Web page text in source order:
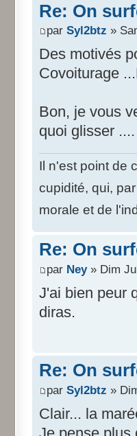
Re: On
par Syl2btz »
Des motivés
Covoiturage
Bon, je vous
quoi glisser ....
Il n'est point de
cupidité, qui,
morale et de
Re: On
par Ney» Dim
J'ai bien peur
diras.
Re: On
par Syl2btz »
Clair... la
Je pense plus